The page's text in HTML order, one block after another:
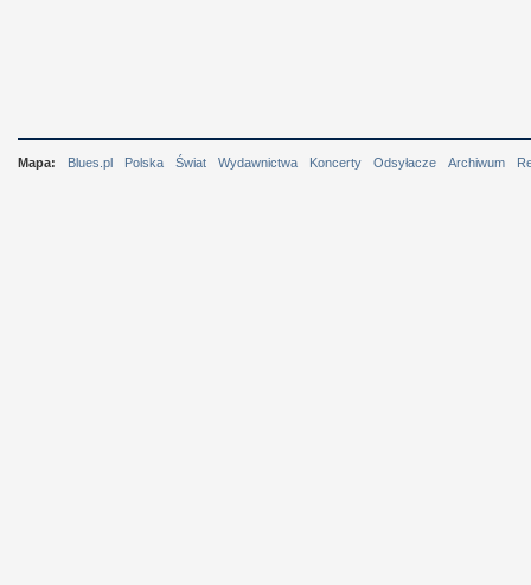
Mapa: Blues.pl Polska Świat Wydawnictwa Koncerty Odsyłacze Archiwum